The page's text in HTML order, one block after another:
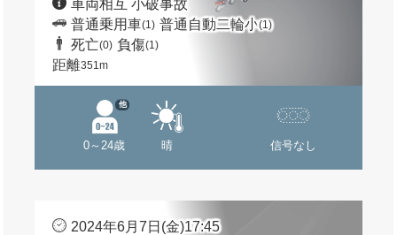
車両相互 小破事故
普通乗用車(1) 普通自動二輪小(1)
死亡(0) 負傷(1)
距離351m
0～24歳
他
晴 信号なし
2024年6月7日(金)17:45